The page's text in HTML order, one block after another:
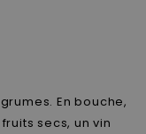
En bouche,
secs, un vin